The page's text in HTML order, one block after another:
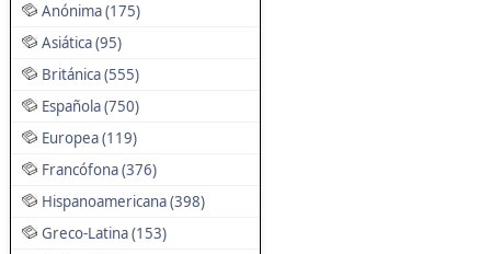
Anónima (175)
Asiática (95)
Británica (555)
Española (750)
Europea (119)
Francófona (376)
Hispanoamericana (398)
Greco-Latina (153)